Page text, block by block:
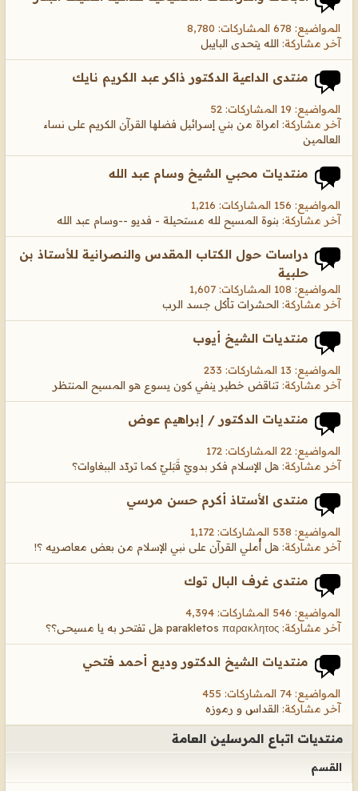
المواضيع: 678 المشاركات: 8,780
آخر مشاركة: الله يتحدى البايبل
منتدى الداعية الدكتور ذاكر عبد الكريم نايك
المواضيع: 19 المشاركات: 52
آخر مشاركة: امراة من بني إسرائيل فضلها القرآن الكريم على نساء
العالمين
منتديات محبي الشيخ وسام عبد الله
المواضيع: 156 المشاركات: 1,216
آخر مشاركة: بنوة المسيح لله مستحيلة - فديو --وسام عبد الله
دراسات حول الكتاب المقدس والنصرانية للأستاذ بن
حلبية
المواضيع: 108 المشاركات: 1,607
آخر مشاركة: الحشرات تأكل جسد الرب
منتديات الشيخ أيوب
المواضيع: 13 المشاركات: 233
آخر مشاركة: تناقض خطير ينفي كون يسوع هو المسيح المنتظر
منتديات الدكتور / إبراهيم عوض
المواضيع: 22 المشاركات: 172
آخر مشاركة: هل الإسلام فكر بدويّ قَبَليّ كما تردّد الببغاوات؟
منتدى الأستاذ أكرم حسن مرسي
المواضيع: 538 المشاركات: 1,172
آخر مشاركة: هل أُملي القرآن على نبي الإسلام من بعض معاصريه ؟!
منتدى غرف البال توك
المواضيع: 546 المشاركات: 4,394
آخر مشاركة: parakletos παρακλητος هل تفتحر به يا مسيحى؟؟
منتديات الشيخ الدكتور وديع أحمد فتحي
المواضيع: 74 المشاركات: 455
آخر مشاركة: القداس و رموزه
منتديات اتباع المرسلين العامة
القسم